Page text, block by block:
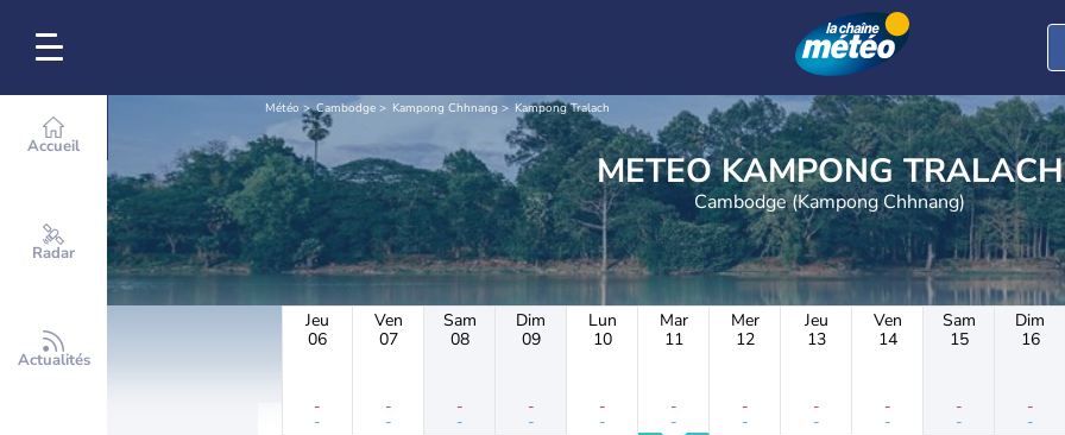
Accueil
Radar
Actualités
Météo Cambodge Kampong Chhnang Kampong Tralach
METEO KAMPONG TRALACH
Cambodge (Kampong Chhnang)
Jeu
06
-
-
Ven
07
-
-
Sam
08
-
-
Dim
09
-
-
Lun
10
-
-
Mar
11
-
-
Mer
12
-
-
Jeu
13
-
-
Ven
14
-
-
Sam
15
-
-
Dim
16
-
-